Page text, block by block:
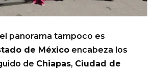
panorama tampoco es
de México encabeza los
de Chiapas, Ciudad de